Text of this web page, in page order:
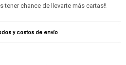
tener chance de llevarte más cartas!!
y costos de envío